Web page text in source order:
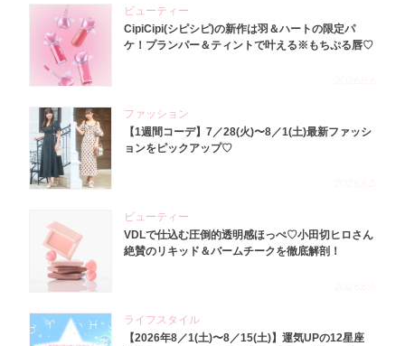
ビューティー
CipiCipi(シピシピ)の新作は羽＆ハートの限定パ
ケ！プランパー＆ティントで叶える※もちぷる唇♡
ファッション
【1週間コーデ】7／28(火)〜8／1(土)最新ファッシ
ョンをピックアップ♡
ビューティー
VDLで仕込む圧倒的透明感ほっぺ♡小田切ヒロさん
絶賛のリキッド＆バームチークを徹底解剖！
ライフスタイル
【2026年8／1(土)〜8／15(土)】運気UPの12星座